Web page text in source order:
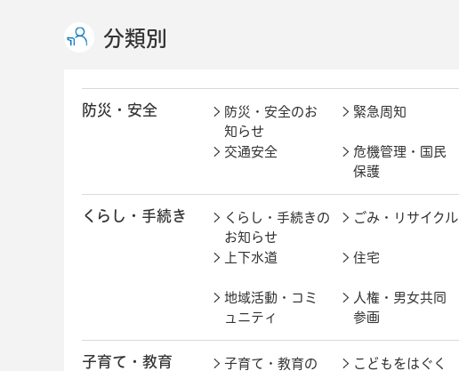
分類別
防災・安全
防災・安全のお
知らせ
緊急周知
交通安全
危機管理・国民
保護
くらし・手続き
くらし・手続きの
お知らせ
ごみ・リサイクル
上下水道 住宅
地域活動・コミ
ュニティ
人権・男女共同
参画
子育て・教育
子育て・教育の
こどもをはぐく